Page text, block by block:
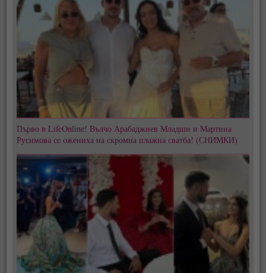
Първо в LifeOnline! Вълчо Арабаджиев Младши и Мартина
Русимова сe oжениха на скромна плажна сватба! (СНИМКИ)